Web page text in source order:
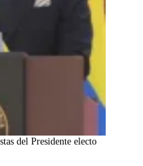
del Presidente electo